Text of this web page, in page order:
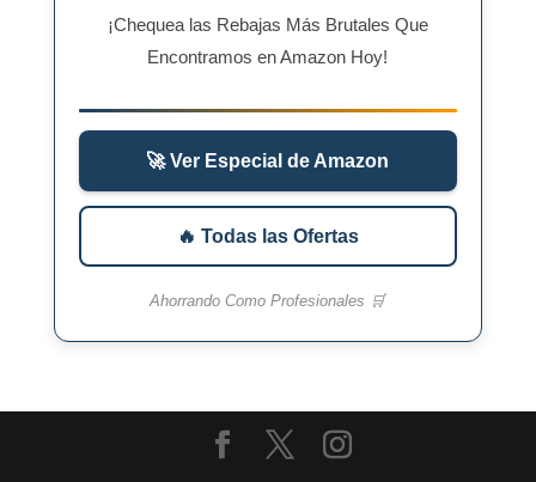
¡Chequea las Rebajas Más Brutales Que
Encontramos en Amazon Hoy!
🚀 Ver Especial de Amazon
🔥 Todas las Ofertas
Ahorrando Como Profesionales 🛒